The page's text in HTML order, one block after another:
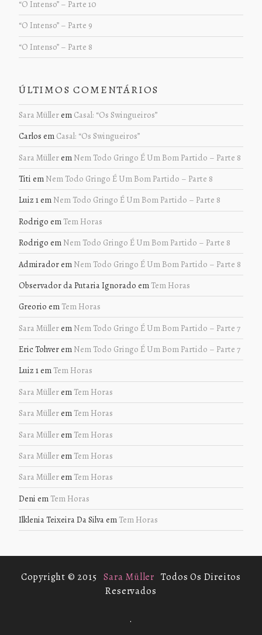
“O Intenso” – Parte 10
“O Intenso” – Parte 9
“O Intenso” – Parte 8
ÚLTIMOS COMENTÁRIOS
Sara Müllerem Casal: “Os Swingueiros”
Carlos em Casal: “Os Swingueiros”
Sara Müllerem Nem Todo Gringo É Um Bom Partido – Parte 8
Titi em Nem Todo Gringo É Um Bom Partido – Parte 8
Luiz 1em Nem Todo Gringo É Um Bom Partido – Parte 8
Rodrigo em Tem Horas
Rodrigo em Nem Todo Gringo É Um Bom Partido – Parte 8
Admiradorem Nem Todo Gringo É Um Bom Partido – Parte 8
Observador da Putaria Ignorado em Tem Horas
Greorio em Tem Horas
Sara Müllerem Nem Todo Gringo É Um Bom Partido – Parte 7
Eric Tohverem Nem Todo Gringo É Um Bom Partido – Parte 7
Luiz 1em Tem Horas
Sara Müllerem Tem Horas
Sara Müllerem Tem Horas
Sara Müllerem Tem Horas
Sara Müllerem Tem Horas
Sara Müllerem Tem Horas
Deni em Tem Horas
Ilklenia Teixeira Da Silvaem Tem Horas
Copyright © 2015 Sara Müller Todos Os Direitos
Reservados
.